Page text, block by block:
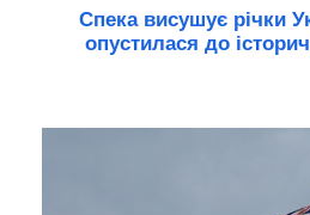
Спека висушує річки
опустилася до